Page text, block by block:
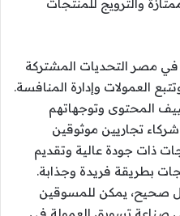
والترويج للمنتجات
في مصر التحديات المشتركة
العمولات وإدارة المنافسة.
المحتوى وتوجهاتهم
تجاريين موثوقين
ذات جودة عالية وتقديم
بطريقة فريدة وجذابة.
صحيح، يمكن للمسوقين